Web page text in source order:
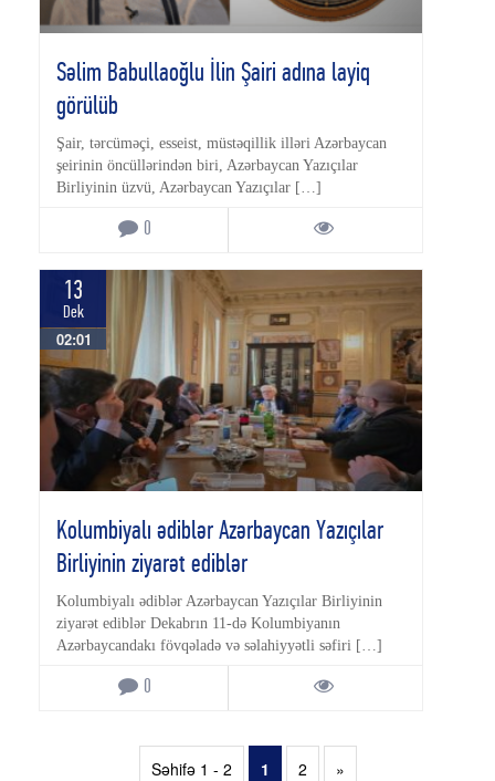
Səlim Babullaoğlu İlin Şairi adına layiq
görülüb
Şair, tərcüməçi, esseist, müstəqillik illəri Azərbaycan
şeirinin öncüllərindən biri, Azərbaycan Yazıçılar
Birliyinin üzvü, Azərbaycan Yazıçılar […]
0
13
Dek
02:01
Kolumbiyalı ədiblər Azərbaycan Yazıçılar
Birliyinin ziyarət ediblər
Kolumbiyalı ədiblər Azərbaycan Yazıçılar Birliyinin
ziyarət ediblər Dekabrın 11-də Kolumbiyanın
Azərbaycandakı fövqəladə və səlahiyyətli səfiri […]
0
Səhifə 1 - 2 1 2 »